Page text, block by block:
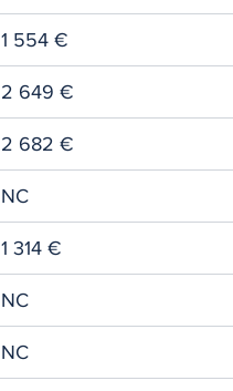
1 554 €
2 649 €
2 682 €
NC
1 314 €
NC
NC